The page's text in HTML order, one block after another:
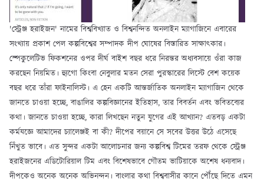
'স্ট্রেঞ্জ হরাইজন' নামের বিশ্ববিখ্যাত ও বিশ্বনন্দিত অনলাইন ম্যাগাজিনে এবারের
সংখ্যায় প্রকাশ পেল কল্পবিশ্বের সম্পাদক দীপ ঘোষের বিস্তারিত সাক্ষাৎকার।
স্পেকুলেটিভ ফিকশনের ওপর দীর্ঘ বাইশ বছর ধরে নিরন্তর অধ্যবসায়ে ওঁরা কাজ
করছেন নিয়মিত। হ্যুগো কিংবা নেবুলার মতন সেরা পুরস্কারের লিস্টে বেশ কয়েক
বছর ধরে তাঁরা ফাইনালিস্ট। এ হেন একটি আন্তর্জাতিক অনলাইন ম্যাগাজিন থেকে
জানতে চাওয়া হচ্ছে, বাঙালির কল্পবিজ্ঞানের ইতিহাস, তার বিবর্তন এবং ভবিতব্যের
কথা। জানতে চাওয়া হচ্ছে, কারা লিখছেন নতুন যুগের এই আখ্যান? এতবড় একটা
কর্মযজ্ঞে আমাদের চ্যালেঞ্জই বা কী? দীপের বয়ানে সে সবের উত্তর উঠে এসেছে
নিঁখুত ভাবে। এত সুন্দর একটা আলোচনার জন্য কল্পবিশ্ব টিমের তরফ থেকে স্ট্রেঞ্জ
হরাইজনের এডিটোরিয়াল টিম এবং বিশেষভাবে গৌতম ভাটিয়াকে অশেষ ধন্যবাদ।
দীপকেও অনেক অনেক অভিনন্দন। বাংলার কথা বিশ্ববাসীর কানে পৌঁছে দিতে এমন